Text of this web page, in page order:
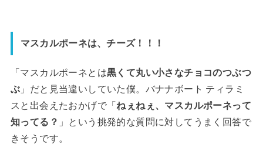
マスカルポーネは、チーズ！！！
「マスカルポーネとは黒くて丸い小さなチョコのつぶつ
ぶ 」だと見当違いしていた僕。バナナボート ティラミ
スと出会えたおかげで「 ねぇねぇ、マスカルポーネって
知ってる？ 」という挑発的な質問に対してうまく回答で
きそうです。